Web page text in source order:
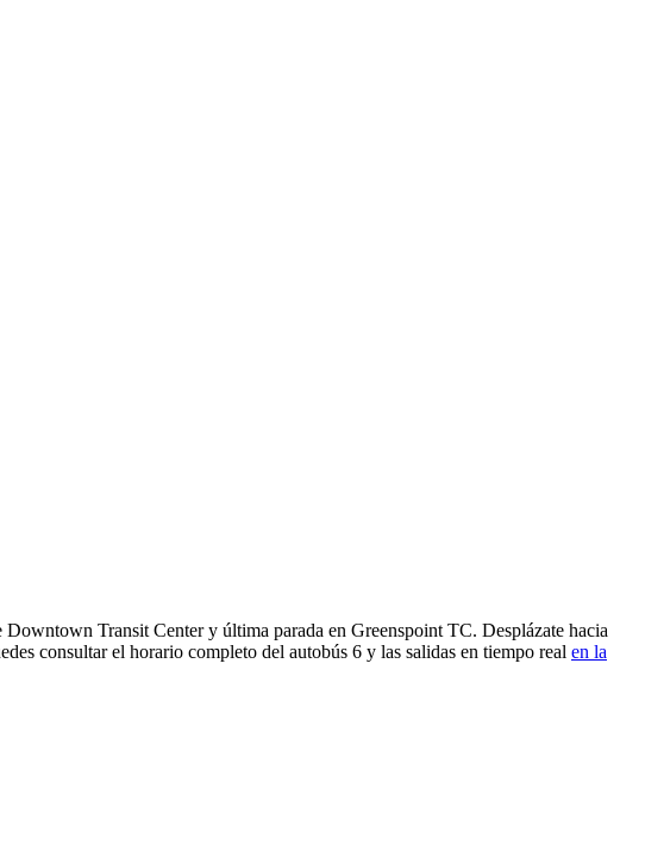
Transit Center y última parada en Greenspoint TC. Desplázate hacia
consultar el horario completo del autobús 6 y las salidas en tiempo real en la